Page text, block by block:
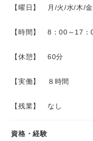
【曜日】 月/火/水/木/金
【時間】 8：00～17：
【休憩】 60分
【実働】 ８時間
【残業】 なし
資格・経験